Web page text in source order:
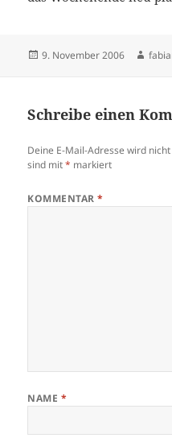
Veröffentlicht
9. November 2006
Schreibe einen
Deine E-Mail-Adresse wird
sind mit* markiert
KOMMENTAR*
NAME *